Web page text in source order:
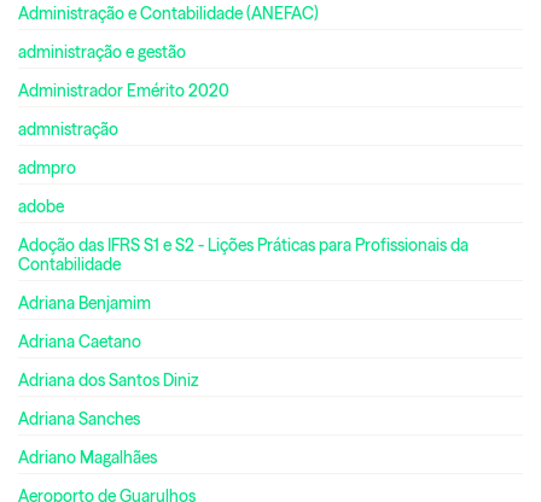
Administração e Contabilidade (ANEFAC)
administração e gestão
Administrador Emérito 2020
admnistração
admpro
adobe
Adoção das IFRS S1 e S2 - Lições Práticas para Profissionais da
Contabilidade
Adriana Benjamim
Adriana Caetano
Adriana dos Santos Diniz
Adriana Sanches
Adriano Magalhães
Aeroporto de Guarulhos